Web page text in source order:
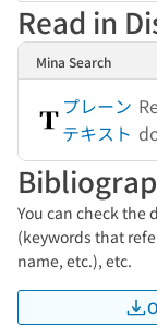
Read in
Mina Search
プレーン
テキスト
You can check
(keywords that
name, etc.), etc.